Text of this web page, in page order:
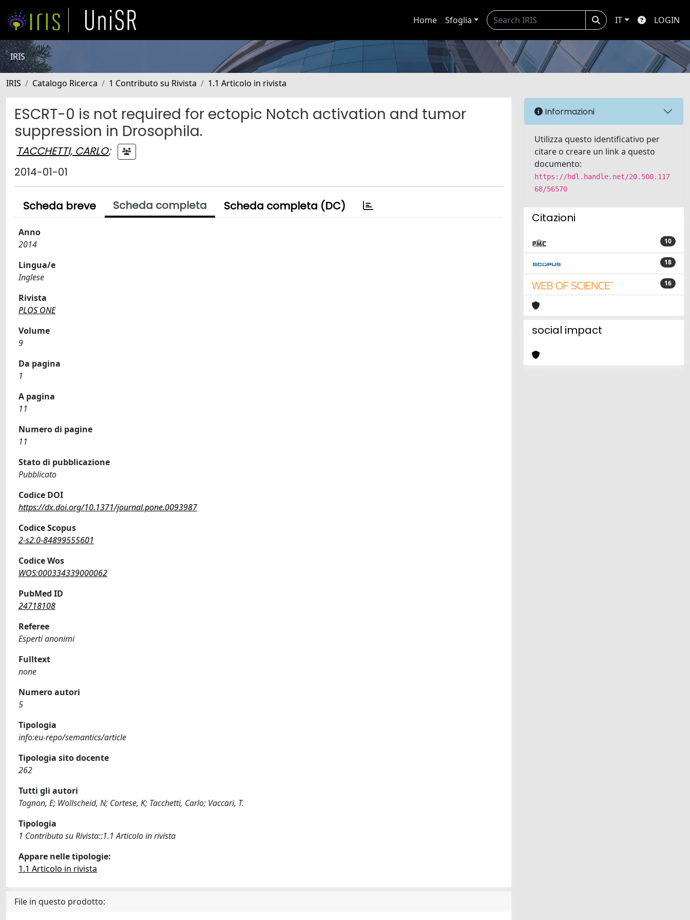
Home Sfoglia IT LOGIN
IRIS
IRIS Catalogo Ricerca 1 Contributo su Rivista 1.1 Articolo in rivista
ESCRT-0 is not required for ectopic Notch activation and tumor
suppression in Drosophila.
TACCHETTI, CARLO;
2014-01-01
Scheda breve Scheda completa Scheda completa (DC)
Anno
2014
Lingua/e
Inglese
Rivista
PLOS ONE
Volume
9
Da pagina
1
A pagina
11
Numero di pagine
11
Stato di pubblicazione
Pubblicato
Codice DOI
https://dx.doi.org/10.1371/journal.pone.0093987
Codice Scopus
2-s2.0-84899555601
Codice Wos
WOS:000334339000062
PubMed ID
24718108
Referee
Esperti anonimi
Fulltext
none
Numero autori
5
Tipologia
info:eu-repo/semantics/article
Tipologia sito docente
262
Tutti gli autori
Tognon, E; Wollscheid, N; Cortese, K; Tacchetti, Carlo; Vaccari, T.
Tipologia
1 Contributo su Rivista::1.1 Articolo in rivista
Appare nelle tipologie:
1.1 Articolo in rivista
File in questo prodotto:
Informazioni
Utilizza questo identificativo per
citare o creare un link a questo
documento:
https://hdl.handle.net/20.500.117
68/56570
Citazioni
10
18
16
social impact